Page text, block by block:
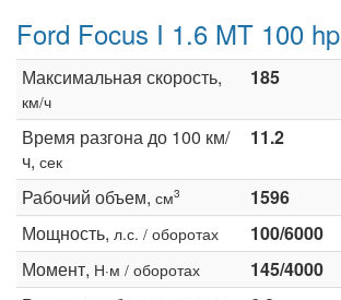
Ford Focus I 1.6 MT 100 hp
Максимальная скорость,
км/ч
185
Время разгона до 100 км/
ч, сек
11.2
Рабочий объем, см3
1596
Мощность, л.с. / оборотах
100/6000
Момент, Н·м / оборотах
145/4000